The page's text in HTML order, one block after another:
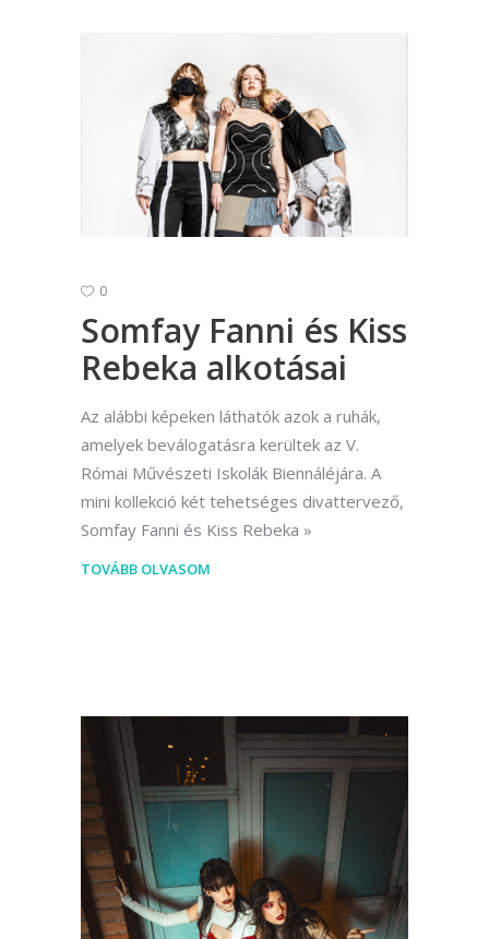
0
Somfay Fanni és Kiss
Rebeka alkotásai
Az alábbi képeken láthatók azok a ruhák,
amelyek beválogatásra kerültek az V.
Római Művészeti Iskolák Biennáléjára. A
mini kollekció két tehetséges divattervező,
Somfay Fanni és Kiss Rebeka
TOVÁBB OLVASOM